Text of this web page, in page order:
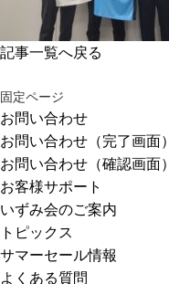
記事一覧へ戻る
索:
固定ページ
お問い合わせ
お問い合わせ（完了画面）
お問い合わせ（確認画面）
お客様サポート
いずみ会のご案内
トピックス
サマーセール情報
よくある質問